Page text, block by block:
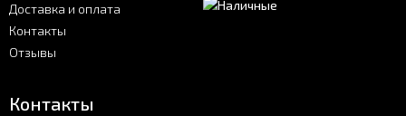
Доставка и оплата
Контакты
Отзывы
Контакты